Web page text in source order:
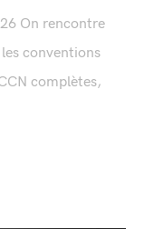
On rencontre
conventions
complètes,